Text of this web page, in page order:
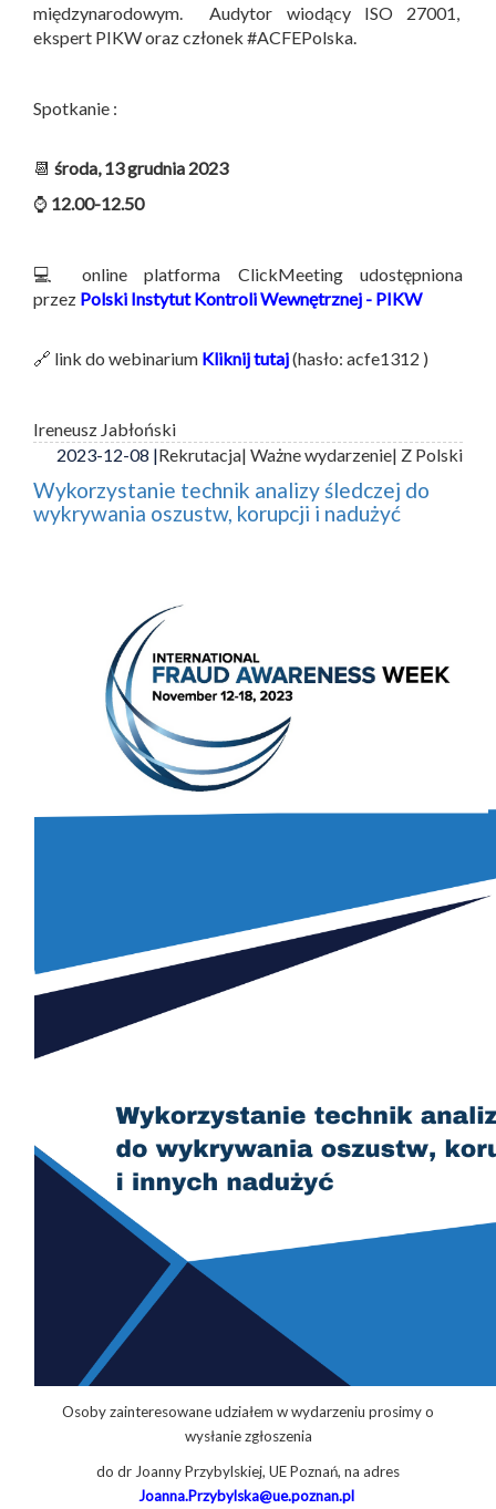
międzynarodowym. Audytor wiodący ISO 27001,
ekspert PIKW oraz członek #ACFEPolska.
Spotkanie :
📆 środa, 13 grudnia 2023
⌚ 12.00-12.50
💻 online platforma ClickMeeting udostępniona
przez Polski Instytut Kontroli Wewnętrznej - PIKW
🔗 link do webinarium Kliknij tutaj(hasło: acfe1312 )
Ireneusz Jabłoński
2023-12-08 |Rekrutacja| Ważne wydarzenie| Z Polski
Wykorzystanie technik analizy śledczej do
wykrywania oszustw, korupcji i nadużyć
Osoby zainteresowane udziałem w wydarzeniu prosimy o
wysłanie zgłoszenia
do dr Joanny Przybylskiej, UE Poznań, na adres
Joanna.Przybylska@ue.poznan.pl